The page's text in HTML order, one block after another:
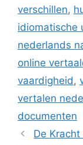
verschillen,
idiomatische
nederlands
online
vaardigheid,
vertalen
documenten
De